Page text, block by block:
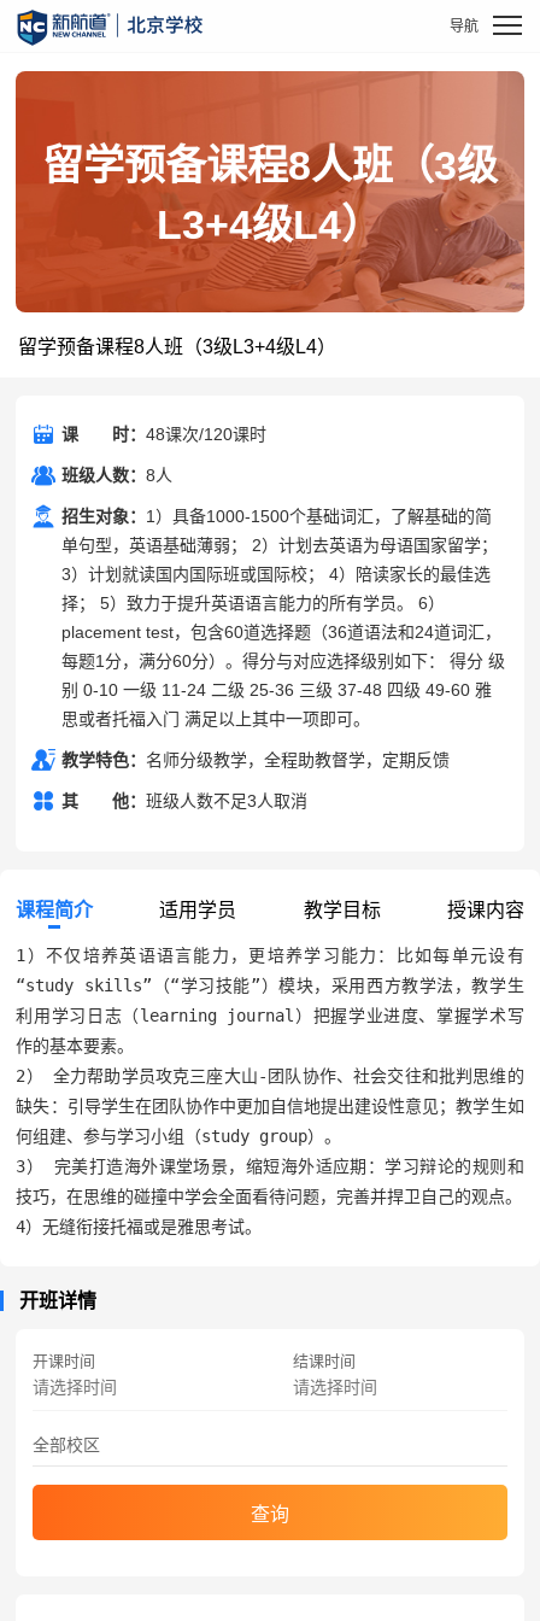
留学预备课程8人班（3级
L3+4级L4）
留学预备课程8人班（3级L3+4级L4）
课 时：48课次/120课时
班级人数：8人
招生对象： 1）具备1000-1500个基础词汇，了解基础的简
单句型，英语基础薄弱； 2）计划去英语为母语国家留学；
3）计划就读国内国际班或国际校； 4）陪读家长的最佳选
择； 5）致力于提升英语语言能力的所有学员。 6）
placement test，包含60道选择题（36道语法和24道词汇，
每题1分，满分60分）。得分与对应选择级别如下： 得分 级
别 0-10 一级 11-24 二级 25-36 三级 37-48 四级 49-60 雅
思或者托福入门 满足以上其中一项即可。
教学特色： 名师分级教学，全程助教督学，定期反馈
其 其他他：班级人数不足3人取消
课程简介 适用学员 教学目标 授课内容
1）不仅培养英语语言能力，更培养学习能力：比如每单元设有
“study skills”（“学习技能”）模块，采用西方教学法，教学生
利用学习日志（learning journal）把握学业进度、掌握学术写
作的基本要素。
2） 全力帮助学员攻克三座大山-团队协作、社会交往和批判思维的
缺失：引导学生在团队协作中更加自信地提出建设性意见；教学生如
何组建、参与学习小组（study group）。
3） 完美打造海外课堂场景，缩短海外适应期：学习辩论的规则和
技巧，在思维的碰撞中学会全面看待问题，完善并捍卫自己的观点。
4）无缝衔接托福或是雅思考试。
开班详情
开课时间 结课时间
查询